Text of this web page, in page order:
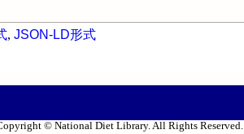
, JSON-LD形式
© National Diet Library. All Rights Reserved.